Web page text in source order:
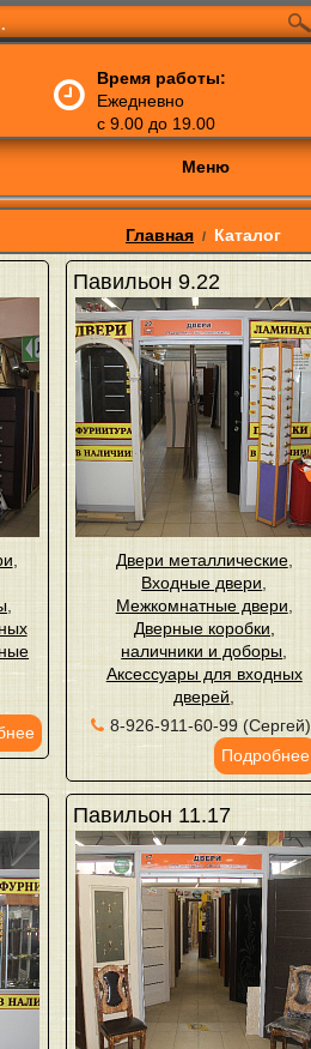
Время работы:
Ежедневно
с 9.00 до 19.00
Меню
Главная / Каталог
,
Павильон 9.22
Двери металлические,
Входные двери
Межкомнатные двери
Дверные коробки,
наличники и доборы
Аксессуары для входных
дверей
8-926-911-60-99 (Сергей)
Подробнее
Павильон 11.17